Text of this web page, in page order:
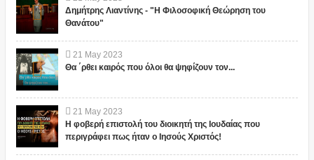
Δημήτρης Λιαντίνης - "Η Φιλοσοφική Θεώρηση του
Θανάτου"
21 May 2023
Θα ΄ρθει καιρός που όλοι θα ψηφίζουν τον...
21 May 2023
Η φοβερή επιστολή του διοικητή της Ιουδαίας που
περιγράφει πως ήταν ο Ιησούς Χριστός!